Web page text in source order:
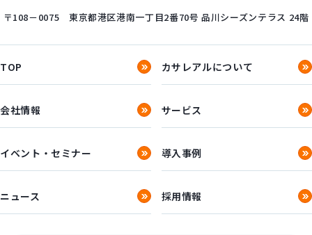
〒108－0075 東京都港区港南一丁目2番70号 品川シーズンテラス 24階
TOP カサレアルについて
会社情報 サービス
イベント・セミナー 導入事例
ニュース 採用情報